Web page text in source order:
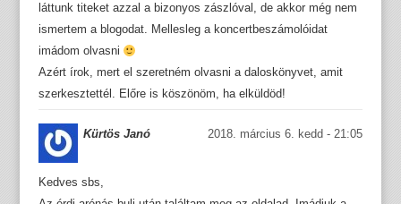
láttunk titeket azzal a bizonyos zászlóval, de akkor még nem
ismertem a blogodat. Mellesleg a koncertbeszámolóidat
imádom olvasni
Azért írok, mert el szeretném olvasni a daloskönyvet, amit
szerkesztettél. Előre is köszönöm, ha elküldöd!
Kürtös Janó 2018. március 6. kedd - 21:05
Kedves sbs,